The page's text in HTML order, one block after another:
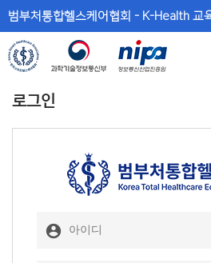
뉴
바
로
가
문
바
로
가
범부처통합헬스케어협회 - K-Health 교
로그인